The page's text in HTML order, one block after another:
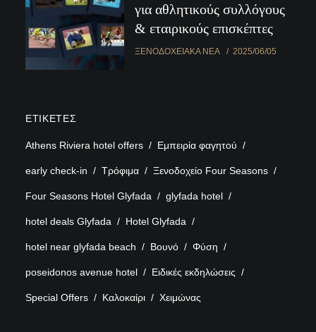
για αθλητικούς συλλόγους
& εταιρικούς επισκέπτες
ΞΕΝΟΔΟΧΕΙΑΚΆ ΝΈΑ 2025/06/05
ΕΤΙΚΈΤΕΣ
Athens Riviera hotel offers Εμπειρία φαγητού
early check-in Τρόφιμα Ξενοδοχείο Four Seasons
Four Seasons Hotel Glyfada glyfada hotel
hotel deals Glyfada Hotel Glyfada
hotel near glyfada beach Βουνό Φύση
poseidonos avenue hotel Ειδικές εκδηλώσεις
Special Offers Καλοκαίρι Χειμώνας